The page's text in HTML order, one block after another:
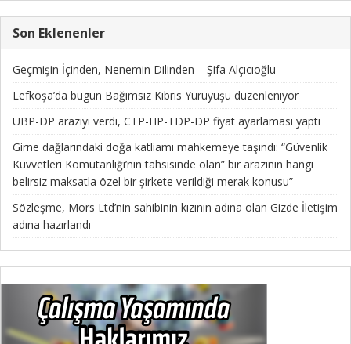
Son Eklenenler
Geçmişin İçinden, Nenemin Dilinden – Şifa Alçıcıoğlu
Lefkoşa’da bugün Bağımsız Kıbrıs Yürüyüşü düzenleniyor
UBP-DP araziyi verdi, CTP-HP-TDP-DP fiyat ayarlaması yaptı
Girne dağlarındaki doğa katliamı mahkemeye taşındı: “Güvenlik
Kuvvetleri Komutanlığı’nın tahsisinde olan” bir arazinin hangi
belirsiz maksatla özel bir şirkete verildiği merak konusu”
Sözleşme, Mors Ltd’nin sahibinin kızının adına olan Gizde İletişim
adına hazırlandı